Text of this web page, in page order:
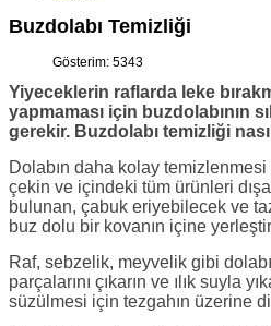
Buzdolabı Temizliği
Gösterim: 5343
Yiyeceklerin raflarda leke
yapmaması için buzdolabının
gerekir. Buzdolabı temizliği
Dolabın daha kolay temizlenmesi
çekin ve içindeki tüm ürünleri
bulunan, çabuk eriyebilecek ve
buz dolu bir kovanın içine
Raf, sebzelik, meyvelik gibi
parçalarını çıkarın ve ılık suyla
süzülmesi için tezgahın üzerine